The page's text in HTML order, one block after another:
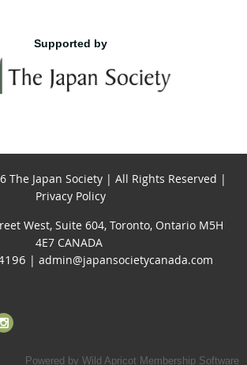
Supported by
The Japan Society | All Rights Reserved |
Privacy Policy
West, Suite 604, Toronto, Ontario M5H
4E7 CANADA
| admin@japansocietycanada.com
Powered by Wild Apricot Membership Software